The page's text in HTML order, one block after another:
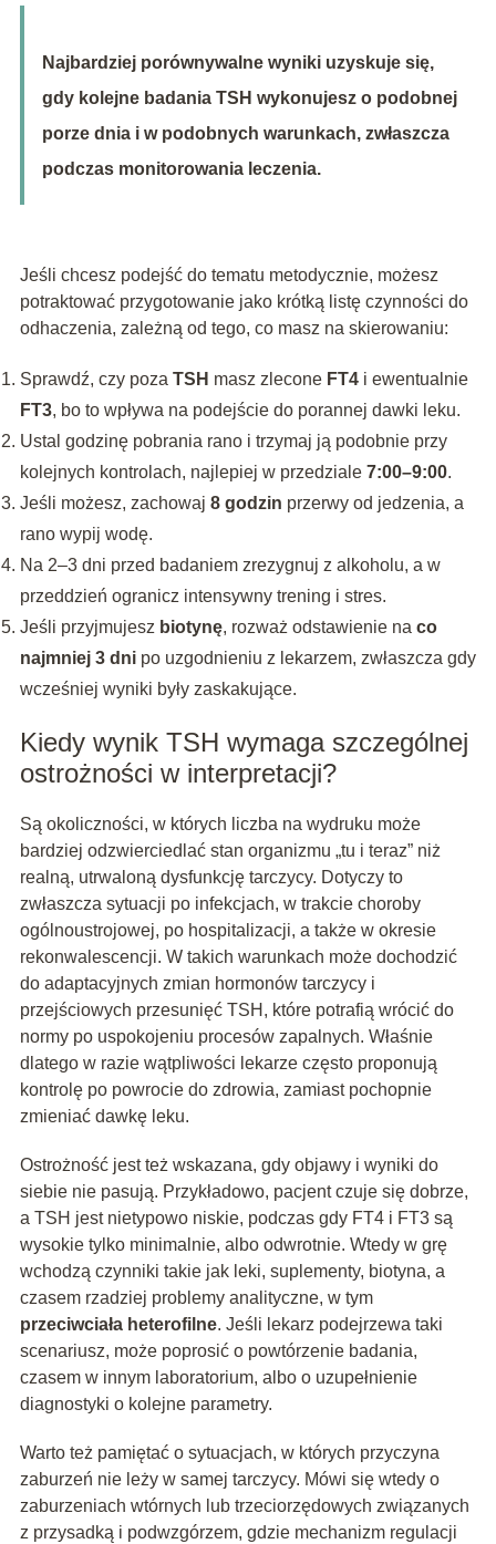
Najbardziej porównywalne wyniki uzyskuje się,
gdy kolejne badania TSH wykonujesz o podobnej
porze dnia i w podobnych warunkach, zwłaszcza
podczas monitorowania leczenia.
Jeśli chcesz podejść do tematu metodycznie, możesz
potraktować przygotowanie jako krótką listę czynności do
odhaczenia, zależną od tego, co masz na skierowaniu:
Sprawdź, czy poza TSH masz zlecone FT4i ewentualnie
FT3, bo to wpływa na podejście do porannej dawki leku.
Ustal godzinę pobrania rano i trzymaj ją podobnie przy
kolejnych kontrolach, najlepiej w przedziale 7:00–9:00.
Jeśli możesz, zachowaj 8 godzin przerwy od jedzenia, a
rano wypij wodę.
Na 2–3 dni przed badaniem zrezygnuj z alkoholu, a w
przeddzień ogranicz intensywny trening i stres.
Jeśli przyjmujesz biotynę, rozważ odstawienie na co
najmniej 3 dnipo uzgodnieniu z lekarzem, zwłaszcza gdy
wcześniej wyniki były zaskakujące.
Kiedy wynik TSH wymaga szczególnej
ostrożności w interpretacji?
Są okoliczności, w których liczba na wydruku może
bardziej odzwierciedlać stan organizmu „tu i teraz” niż
realną, utrwaloną dysfunkcję tarczycy. Dotyczy to
zwłaszcza sytuacji po infekcjach, w trakcie choroby
ogólnoustrojowej, po hospitalizacji, a także w okresie
rekonwalescencji. W takich warunkach może dochodzić
do adaptacyjnych zmian hormonów tarczycy i
przejściowych przesunięć TSH, które potrafią wrócić do
normy po uspokojeniu procesów zapalnych. Właśnie
dlatego w razie wątpliwości lekarze często proponują
kontrolę po powrocie do zdrowia, zamiast pochopnie
zmieniać dawkę leku.
Ostrożność jest też wskazana, gdy objawy i wyniki do
siebie nie pasują. Przykładowo, pacjent czuje się dobrze,
a TSH jest nietypowo niskie, podczas gdy FT4 i FT3 są
wysokie tylko minimalnie, albo odwrotnie. Wtedy w grę
wchodzą czynniki takie jak leki, suplementy, biotyna, a
czasem rzadziej problemy analityczne, w tym
przeciwciała heterofilne. Jeśli lekarz podejrzewa taki
scenariusz, może poprosić o powtórzenie badania,
czasem w innym laboratorium, albo o uzupełnienie
diagnostyki o kolejne parametry.
Warto też pamiętać o sytuacjach, w których przyczyna
zaburzeń nie leży w samej tarczycy. Mówi się wtedy o
zaburzeniach wtórnych lub trzeciorzędowych związanych
z przysadką i podwzgórzem, gdzie mechanizm regulacji